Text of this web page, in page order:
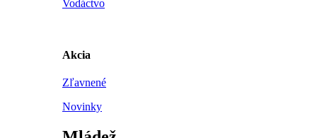
Vodáctvo
Akcia
Zľavnené
Novinky